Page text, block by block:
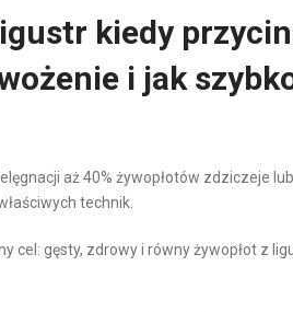
kiedy
i jak
aż 40% żywopłotów zdziczeje
technik.
cel: gęsty, zdrowy i równy żywopłot z